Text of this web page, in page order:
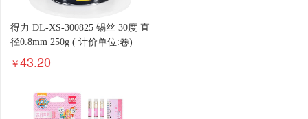
得力 DL-XS-300825 锡丝 30度 直
径0.8mm 250g ( 计价单位:卷)
￥43.20